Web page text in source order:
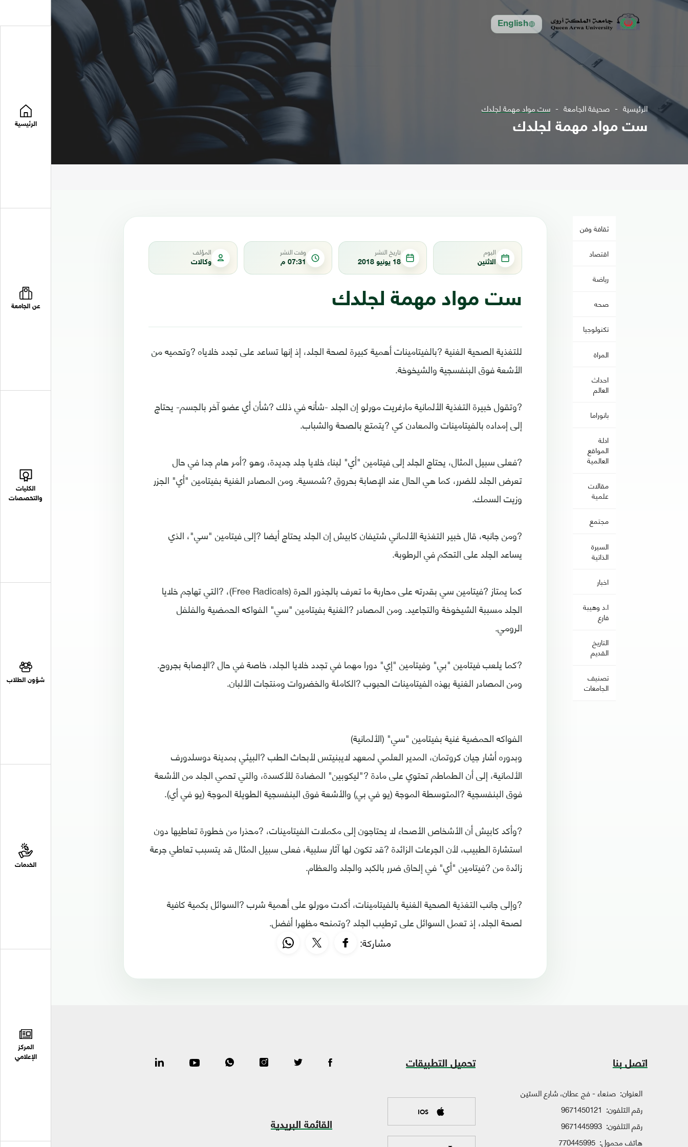
English
الرئيسية
عن الجامعة
الكليات
والتخصصات
شؤون الطلاب
الخدمات
المركز
الإعلامي
الرئيسية صحيفة الجامعة ست مواد مهمة لجلدك
ست مواد مهمة لجلدك
ثقافة وفن
اقتصاد
رياضة
صحه
تكنولوجيا
المراة
احداث
العالم
بانوراما
ادلة
المواقع
العالمية
مقالات
علمية
مجتمع
السيرة
الذاتية
اخبار
ا.د وهيبة
فارع
التاريخ
القديم
تصنيف
الجامعات
اليوم
الاثنين
تاريخ النشر
18 يونيو 2018
وقت النشر
07:31 م
المؤلف
وكالات
ست مواد مهمة لجلدك
للتغذية الصحية الغنية ?بالفيتامينات أهمية كبيرة لصحة الجلد، إذ إنها تساعد على تجدد خلاياه ?وتحميه من
الأشعة فوق البنفسجية والشيخوخة.
?وتقول خبيرة التغذية الألمانية مارغريت مورلو إن الجلد -شأنه في ذلك ?شأن أي عضو آخر بالجسم- يحتاج
إلى إمداده بالفيتامينات والمعادن كي ?يتمتع بالصحة والشباب.
?فعلى سبيل المثال، يحتاج الجلد إلى فيتامين "أي" لبناء خلايا جلد جديدة، وهو ?أمر هام جدا في حال
تعرض الجلد للضرر، كما هي الحال عند الإصابة بحروق ?شمسية. ومن المصادر الغنية بفيتامين "أي" الجزر
وزيت السمك.
?ومن جانبه، قال خبير التغذية الألماني شتيفان كابيش إن الجلد يحتاج أيضا ?إلى فيتامين "سي"، الذي
يساعد الجلد على التحكم في الرطوبة.
كما يمتاز ?فيتامين سي بقدرته على محاربة ما تعرف بالجذور الحرة (Free Radicals)، ?التي تهاجم خلايا
الجلد مسببة الشيخوخة والتجاعيد. ومن المصادر ?الغنية بفيتامين "سي" الفواكه الحمضية والفلفل
الرومي.
?كما يلعب فيتامين "بي" وفيتامين "إي" دورا مهما في تجدد خلايا الجلد، خاصة في حال ?الإصابة بجروح.
ومن المصادر الغنية بهذه الفيتامينات الحبوب ?الكاملة والخضروات ومنتجات الألبان.
الفواكه الحمضية غنية بفيتامين "سي" (الألمانية)
وبدوره أشار جيان كروتمان، المدير العلمي لمعهد لايبنيتس لأبحاث الطب ?البيئي بمدينة دوسلدورف
الألمانية، إلى أن الطماطم تحتوي على مادة ?"ليكوبين" المضادة للأكسدة، والتي تحمي الجلد من الأشعة
فوق البنفسجية ?المتوسطة الموجة (يو في بي) والأشعة فوق البنفسجية الطويلة الموجة (يو في أي).
?وأكد كابيش أن الأشخاص الأصحاء لا يحتاجون إلى مكملات الفيتامينات، ?محذرا من خطورة تعاطيها دون
استشارة الطبيب، لأن الجرعات الزائدة ?قد تكون لها آثار سلبية، فعلى سبيل المثال قد يتسبب تعاطي جرعة
زائدة من ?فيتامين "أي" في إلحاق ضرر بالكبد والجلد والعظام.
?وإلى جانب التغذية الصحية الغنية بالفيتامينات، أكدت مورلو على أهمية شرب ?السوائل بكمية كافية
لصحة الجلد، إذ تعمل السوائل على ترطيب الجلد ?وتمنحه مظهرا أفضل.
مشاركة:
اتصل بنا
العنوان: صنعاء - فج عطان، شارع الستين
رقم التلفون: 9671450121
رقم التلفون: 9671445993
هاتف محمول: 770445995
تحميل التطبيقات
IOS
القائمة البريدية